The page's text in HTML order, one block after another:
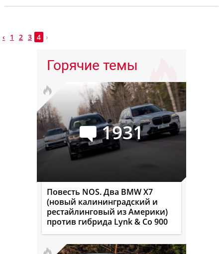
‹ 1 2 3 4 ›
Горячие темы
1931
Повесть NOS. Два BMW X7
(новый калининградский и
рестайлинговый из Америки)
против гибрида Lynk & Co 900